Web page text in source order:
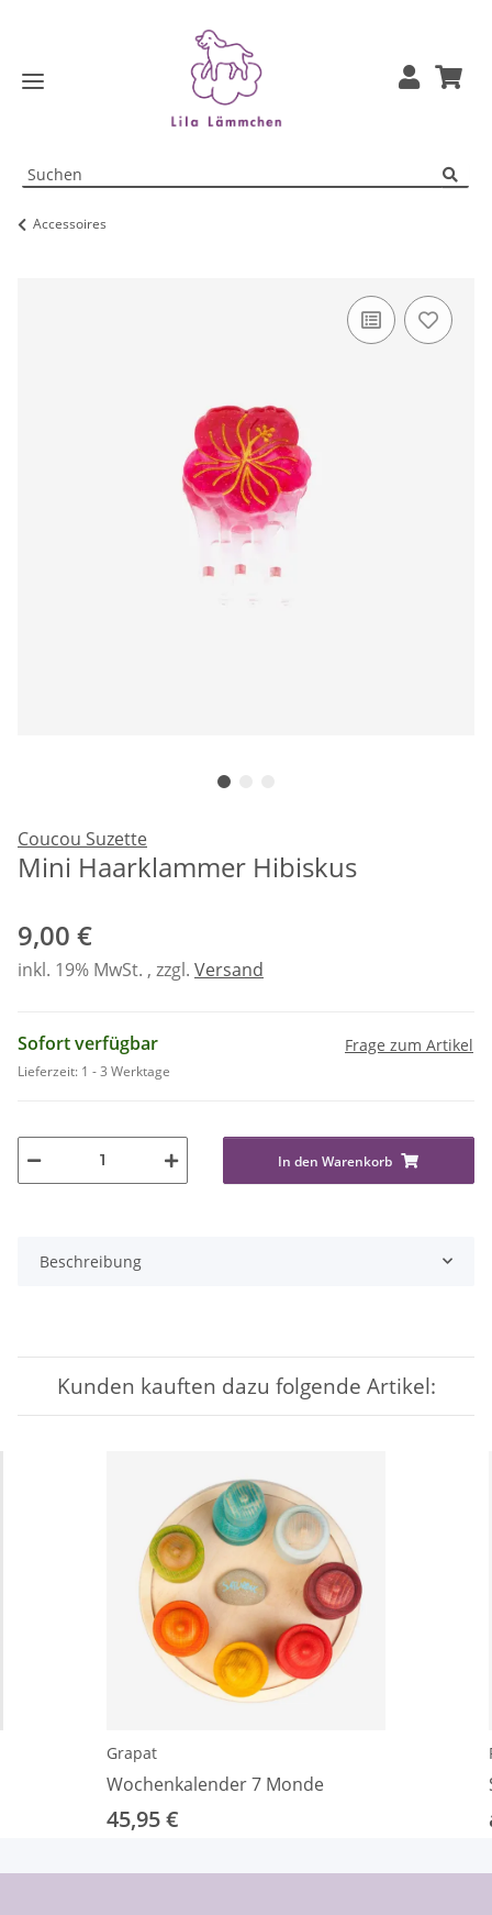
Accessoires
Coucou Suzette
Mini Haarklammer Hibiskus
9,00 €
inkl. 19% MwSt. , zzgl. Versand
Sofort verfügbar
Lieferzeit: 1 - 3 Werktage
Frage zum Artikel
In den Warenkorb
Beschreibung
Kunden kauften dazu folgende Artikel:
Grapat
Wochenkalender 7 Monde
45,95 €